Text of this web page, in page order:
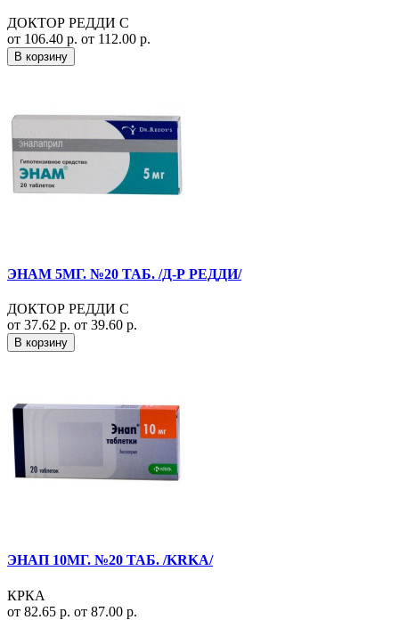
ДОКТОР РЕДДИ С
от 106.40 р. от 112.00 р.
В корзину
ЭНАМ 5МГ. №20 ТАБ. /Д-Р РЕДДИ/
ДОКТОР РЕДДИ С
от 37.62 р. от 39.60 р.
В корзину
ЭНАП 10МГ. №20 ТАБ. /KRKA/
КРКА
от 82.65 р. от 87.00 р.